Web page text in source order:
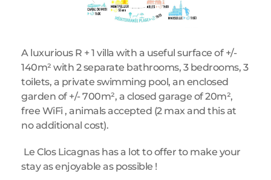
A luxurious R + 1 villa with a useful surface of +/-
140m² with 2 separate bathrooms, 3 bedrooms, 3
toilets, a private swimming pool, an enclosed
garden of +/- 700m², a closed garage of 20m²,
free WiFi , animals accepted (2 max and this at
no additional cost).
stay as enjoyable as possible !